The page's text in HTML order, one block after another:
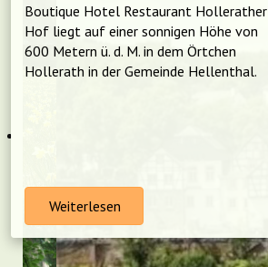
Boutique Hotel Restaurant Hollerather
Hof liegt auf einer sonnigen Höhe von
600 Metern ü. d. M. in dem Örtchen
Hollerath in der Gemeinde Hellenthal.
Weiterlesen